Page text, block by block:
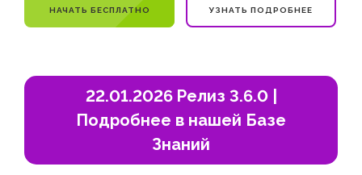
НАЧАТЬ БЕСПЛАТНО УЗНАТЬ ПОДРОБНЕЕ
22.01.2026 Релиз 3.6.0 |
Подробнее в нашей Базе
Знаний